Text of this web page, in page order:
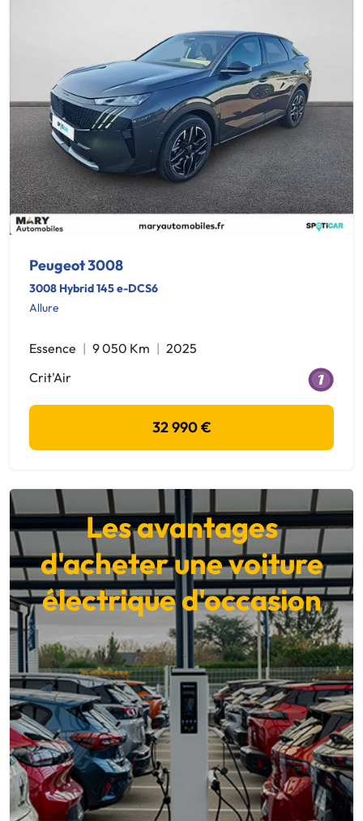
Peugeot 3008
3008 Hybrid 145 e-DCS6
Allure
Essence 9 050 Km
2025
Crit'Air
32 990 €
Les avantages
d'acheter une voiture
électrique d'occasion